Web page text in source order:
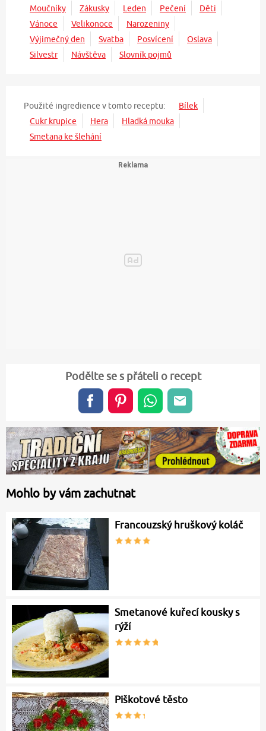
Moučníky Zákusky Leden Pečení
Děti
Vánoce
Velikonoce
Narozeniny
Výjimečný den
Svatba Posvícení
Oslava
Silvestr
Návštěva Slovník pojmů
Použité ingredience v tomto receptu:
Bílek
Cukr krupice
Hera
Hladká mouka
Smetana ke šlehání
Podělte se s přáteli o recept
Mohlo by vám zachutnat
Francouzský hruškový koláč
Smetanové kuřecí kousky s
rýží
Piškotové těsto